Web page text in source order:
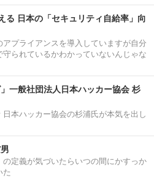
る 日本の「セキュリティ自給率」向
プライアンスを導入していますが自分
られているかわかっていないんじゃな
」一般社団法人日本ハッカー協会 杉
本ハッカー協会の杉浦氏が本気を出し
定義が気づいたらいつの間にかすっか
た